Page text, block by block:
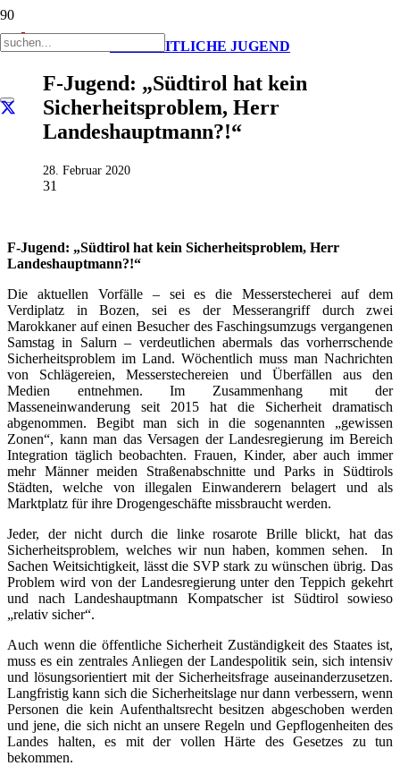
FREIHEITLICHE JUGEND
F-Jugend: „Südtirol hat kein
Sicherheitsproblem, Herr
Landeshauptmann?!“
28. Februar 2020
31
F-Jugend: „Südtirol hat kein Sicherheitsproblem, Herr
Landeshauptmann?!“
Die aktuellen Vorfälle – sei es die Messerstecherei auf dem
Verdiplatz in Bozen, sei es der Messerangriff durch zwei
Marokkaner auf einen Besucher des Faschingsumzugs vergangenen
Samstag in Salurn – verdeutlichen abermals das vorherrschende
Sicherheitsproblem im Land. Wöchentlich muss man Nachrichten
von Schlägereien, Messerstechereien und Überfällen aus den
Medien entnehmen. Im Zusammenhang mit der
Masseneinwanderung seit 2015 hat die Sicherheit dramatisch
abgenommen. Begibt man sich in die sogenannten „gewissen
Zonen“, kann man das Versagen der Landesregierung im Bereich
Integration täglich beobachten. Frauen, Kinder, aber auch immer
mehr Männer meiden Straßenabschnitte und Parks in Südtirols
Städten, welche von illegalen Einwanderern belagert und als
Marktplatz für ihre Drogengeschäfte missbraucht werden.
Jeder, der nicht durch die linke rosarote Brille blickt, hat das
Sicherheitsproblem, welches wir nun haben, kommen sehen. In
Sachen Weitsichtigkeit, lässt die SVP stark zu wünschen übrig. Das
Problem wird von der Landesregierung unter den Teppich gekehrt
und nach Landeshauptmann Kompatscher ist Südtirol sowieso
„relativ sicher“.
Auch wenn die öffentliche Sicherheit Zuständigkeit des Staates ist,
muss es ein zentrales Anliegen der Landespolitik sein, sich intensiv
und lösungsorientiert mit der Sicherheitsfrage auseinanderzusetzen.
Langfristig kann sich die Sicherheitslage nur dann verbessern, wenn
Personen die kein Aufenthaltsrecht besitzen abgeschoben werden
und jene, die sich nicht an unsere Regeln und Gepflogenheiten des
Landes halten, es mit der vollen Härte des Gesetzes zu tun
bekommen.